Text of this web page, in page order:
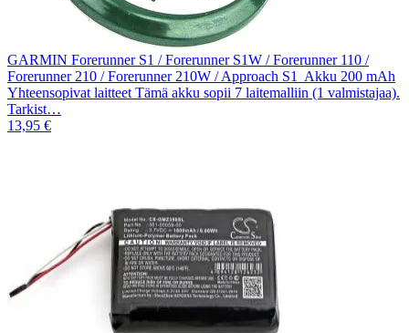
GARMIN Forerunner S1 / Forerunner S1W / Forerunner 110 /
Forerunner 210 / Forerunner 210W / Approach S1 Akku 200 mAh
Yhteensopivat laitteet Tämä akku sopii 7 laitemalliin (1 valmistajaa).
Tarkist…
13,95 €